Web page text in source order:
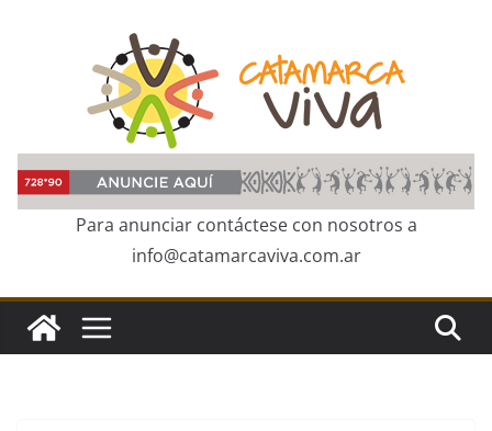
Para anunciar contáctese con nosotros a
info@catamarcaviva.com.ar